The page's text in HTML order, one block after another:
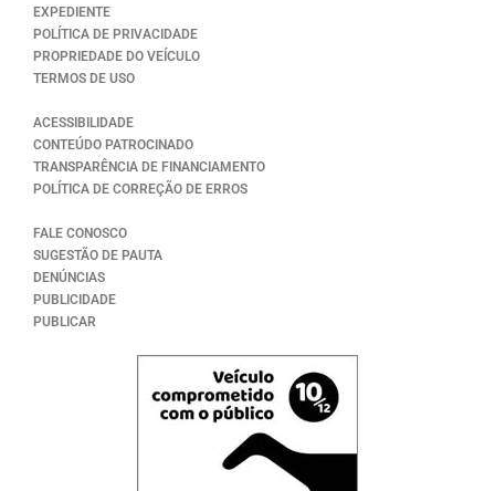
EXPEDIENTE
POLÍTICA DE PRIVACIDADE
PROPRIEDADE DO VEÍCULO
TERMOS DE USO
ACESSIBILIDADE
CONTEÚDO PATROCINADO
TRANSPARÊNCIA DE FINANCIAMENTO
POLÍTICA DE CORREÇÃO DE ERROS
FALE CONOSCO
SUGESTÃO DE PAUTA
DENÚNCIAS
PUBLICIDADE
PUBLICAR